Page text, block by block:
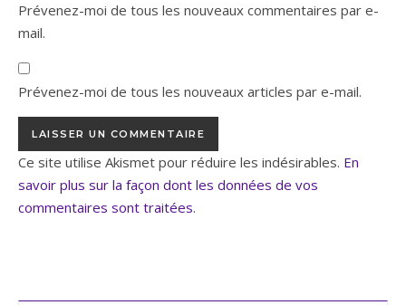
Prévenez-moi de tous les nouveaux commentaires par e-
mail.
Prévenez-moi de tous les nouveaux articles par e-mail.
Ce site utilise Akismet pour réduire les indésirables. En
savoir plus sur la façon dont les données de vos
commentaires sont traitées.